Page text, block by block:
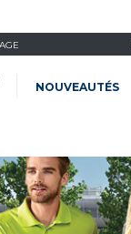
NOUVEAUTÉS